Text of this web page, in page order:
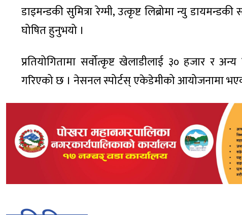
डाइमन्डकी सुमित्रा रेग्मी, उत्कृष्ट लिब्रोमा न्यु
घोषित हुनुभयो ।
प्रतियोगितामा सर्वोत्कृष्ट खेलाडीलाई ३० हजार र
गरिएको छ । नेसनल स्पोर्टस् एकेडेमीको आयोजनामा